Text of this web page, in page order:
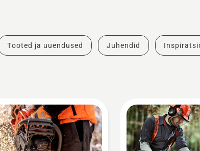
Tooted ja uuendused Juhendid